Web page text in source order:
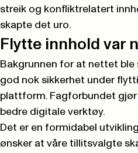
streik og konfliktrelatert
skapte det uro.
Flytte innhold var
Bakgrunnen for at nettet
god nok sikkerhet under
plattform. Fagforbundet
bedre digitale verktøy.
Det er en formidabel
ønsker at våre tillitsvalgte